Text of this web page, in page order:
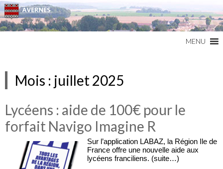
MENU
Mois : juillet 2025
Lycéens : aide de 100€ pour le
forfait Navigo Imagine R
Sur l’application LABAZ, la Région Ile de
France offre une nouvelle aide aux
lycéens franciliens. (suite…)